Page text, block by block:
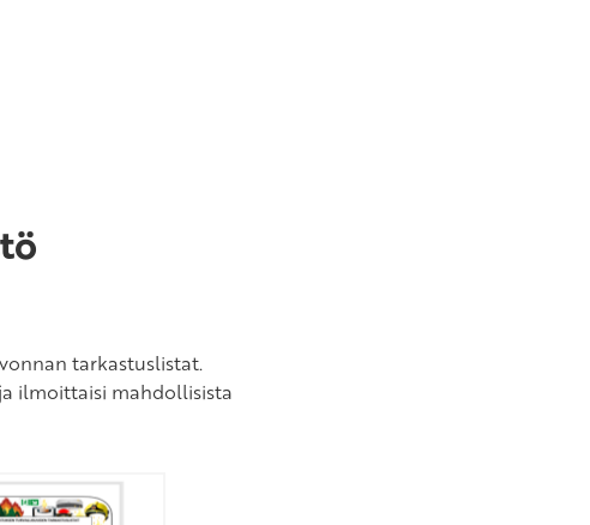
tarkastuslistat.
ilmoittaisi mahdollisista